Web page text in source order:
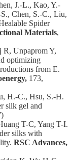
J.-L., Kao, Y.-
Chen, S.-C., Liu,
Spider
Materials,
R, Unpaprom Y,
optimizing
from E.
173,
H.-C., Hsu, S.-H.
silk gel and
T-C, Yang T-I.
silks with
RSC Advances,